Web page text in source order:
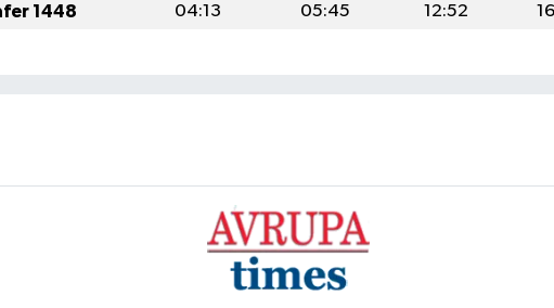
1448 04:13 05:45 12:52